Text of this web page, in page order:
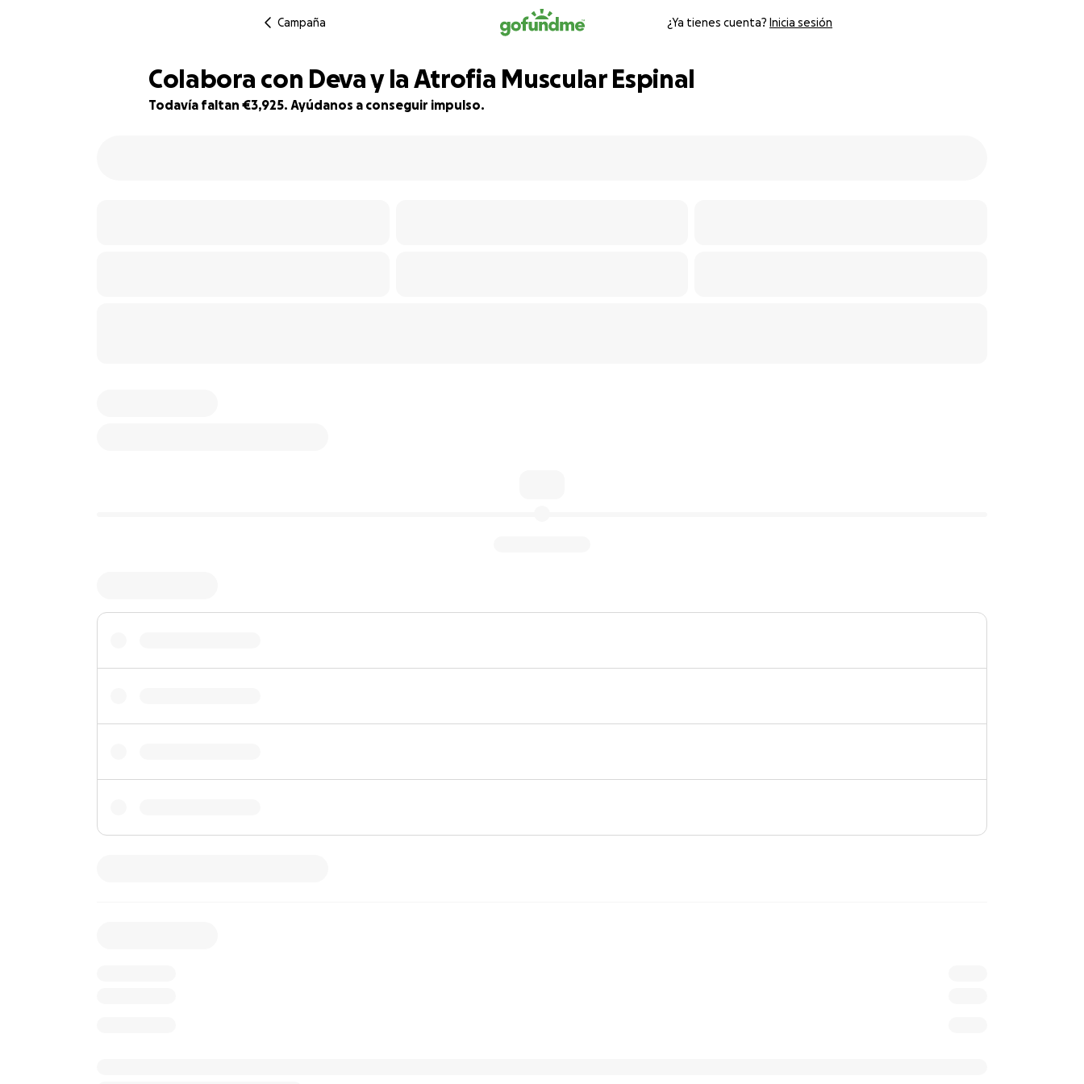
Campaña ¿Ya tienes cuenta? Inicia sesión
Colabora con Deva y la Atrofia Muscular Espinal
Todavía faltan €3,925. Ayúdanos a conseguir impulso.